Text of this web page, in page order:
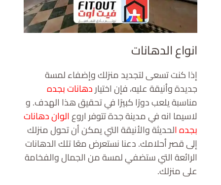
انواع الدهانات
إذا كنت تسعى لتجديد منزلك وإضفاء لمسة
جديدة وأنيقة عليه، فإن اختياردهانات بجده
مناسبة يلعب دورًا كبيرًا في تحقيق هذا الهدف. و
لاسيما انه في مدينة جدة تتوفر اروعالوان دهانات
بجده الحديثة والأنيقة التي يمكن أن تحول منزلك
إلى قصر أحلامك. دعنا نستعرض معًا تلك الدهانات
الرائعة التي ستضفي لمسة من الجمال والفخامة
على منزلك.